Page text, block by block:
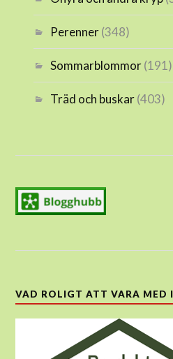
Perenner(348)
Sommarblommor(191)
Träd och buskar(403)
VAD ROLIGT ATT VARA MED